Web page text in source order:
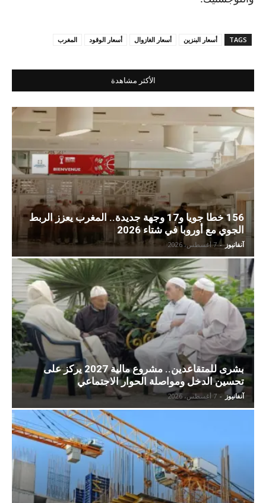
TAGS أسعار البنزين أسعار الغازوال أسعار الوقود المغرب
الأكثر مشاهدة
156 خطا جويا و17 وجهة جديدة.. المغرب يعزز الربط
الجوي مع أوروبا في شتاء 2026
آنفانيوز - 7 أغسطس، 2026
بشرى للمتقاعدين.. مشروع مالية 2027 يركز على
تحسين الدخل ومواصلة الحوار الاجتماعي
آنفانيوز - 7 أغسطس، 2026